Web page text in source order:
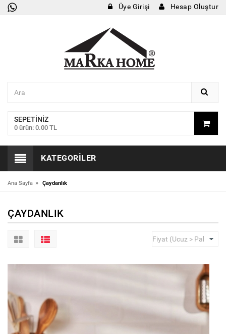
Üye Girişi Hesap Oluştur
SEPETINIZ
0 ürün: 0.00 TL
KATEGORILER
Ana Sayfa » Çaydanlık
ÇAYDANLIK